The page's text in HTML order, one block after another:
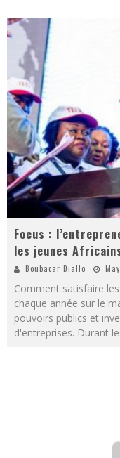
Focus :
les jeunes
Boubacar Diallo
Comment satisfaire
chaque année sur le
pouvoirs publics et
d'entreprises. Durant